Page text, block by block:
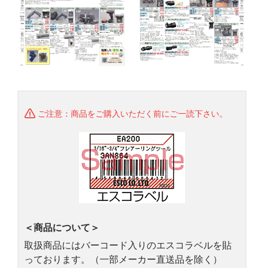
ご注意：商品をご購入いただく前にご一読下さい。
＜商品について＞
取扱商品にはバーコード入りのエスコラベルを貼
っております。（一部メーカー直送品を除く）